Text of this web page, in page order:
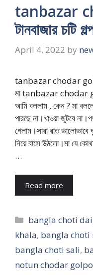
tanbazar
টানবাজার চটি
April 4, 2022 by
tanbazar chodar
মা tanbazar chodar
আমি বললাম , কেন ? মা
পারছে না।খাওয়া জুটবে
গেলাম।সারা রাত
নিয়ে বাসে উঠলো।মা যে
…
Read more
Categories
bangla choti
khala, bangla choti
bangla choti sali,
notun chodar golpo